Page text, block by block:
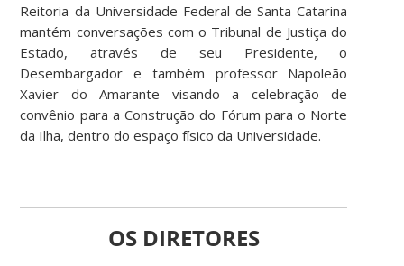
Reitoria da Universidade Federal de Santa Catarina
mantém conversações com o Tribunal de Justiça do
Estado, através de seu Presidente, o
Desembargador e também professor Napoleão
Xavier do Amarante visando a celebração de
convênio para a Construção do Fórum para o Norte
da Ilha, dentro do espaço físico da Universidade.
OS DIRETORES